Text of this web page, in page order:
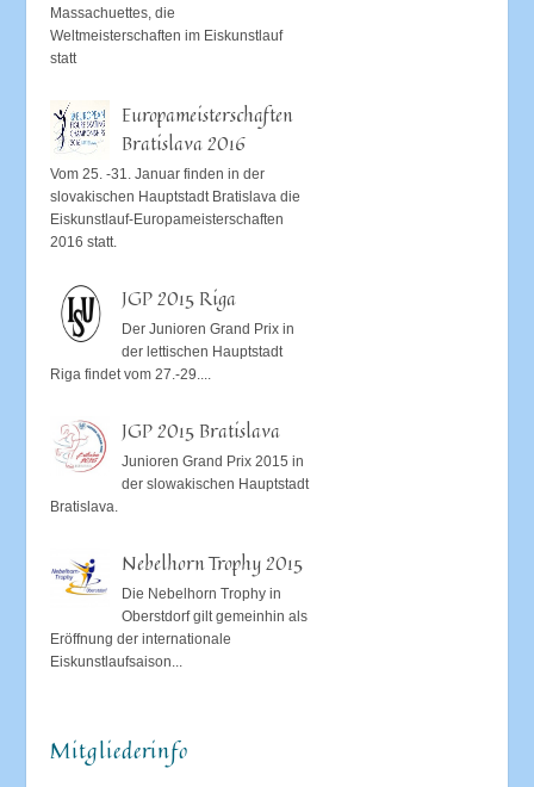
Massachuettes, die
Weltmeisterschaften im Eiskunstlauf
statt
Europameisterschaften
Bratislava 2016
Vom 25. -31. Januar finden in der
slovakischen Hauptstadt Bratislava die
Eiskunstlauf-Europameisterschaften
2016 statt.
JGP 2015 Riga
Der Junioren Grand Prix in
der lettischen Hauptstadt
Riga findet vom 27.-29....
JGP 2015 Bratislava
Junioren Grand Prix 2015 in
der slowakischen Hauptstadt
Bratislava.
Nebelhorn Trophy 2015
Die Nebelhorn Trophy in
Oberstdorf gilt gemeinhin als
Eröffnung der internationale
Eiskunstlaufsaison...
Mitgliederinfo